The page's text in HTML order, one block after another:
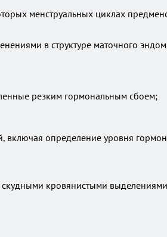
менструальных циклах
в структуре маточного
резким гормональным сбоем;
определение уровня
кровянистыми